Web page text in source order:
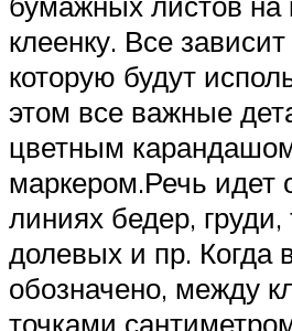
клеенку. Все зависит
которую будут
этом все важные
цветным
маркером.Речь идет
линиях бедер, груди,
долевых и пр. Когда
обозначено, между
точками